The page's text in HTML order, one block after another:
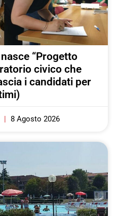
“Progetto
civico che
i candidati per
8 Agosto 2026